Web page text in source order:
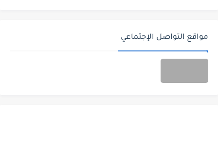
مواقع التواصل الإجتماعي